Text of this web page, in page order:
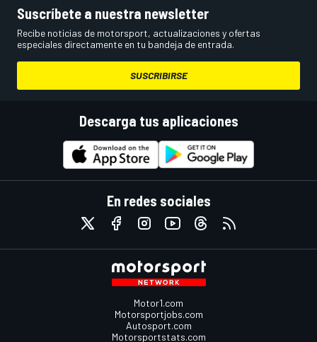
Suscríbete a nuestra newsletter
Recibe noticias de motorsport, actualizaciones y ofertas
especiales directamente en tu bandeja de entrada.
SUSCRIBIRSE
Descarga tus aplicaciones
En redes sociales
Motor1.com
Motorsportjobs.com
Autosport.com
Motorsportstats.com